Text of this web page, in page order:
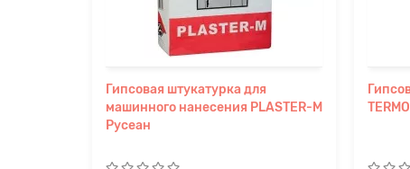
Гипсовая штукатурка для
машинного нанесения PLASTER-М
Русеан